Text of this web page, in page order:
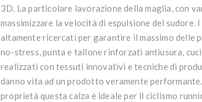
3D. La particolare lavorazione della maglia, con
massimizzare la velocità di espulsione del sudore.
altamente ricercati per garantire il massimo delle
no-stress, punta e tallone rinforzati antiusura,
realizzati con tessuti innovativi e tecniche di
danno vita ad un prodotto veramente
proprietà questa calza è ideale per il ciclismo